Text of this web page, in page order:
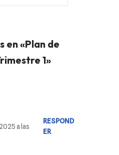
en «Plan de
1»
a las
RESPOND
ER